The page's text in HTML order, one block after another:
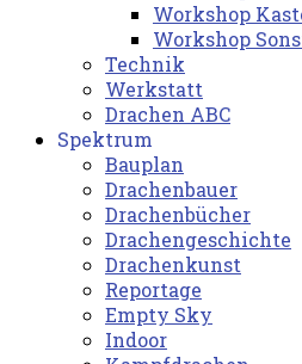
Workshop
Workshop
Technik
Werkstatt
Drachen ABC
Spektrum
Bauplan
Drachenbauer
Drachenbücher
Drachengeschichte
Drachenkunst
Reportage
Empty Sky
Indoor